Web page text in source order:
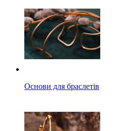
Основи для браслетів